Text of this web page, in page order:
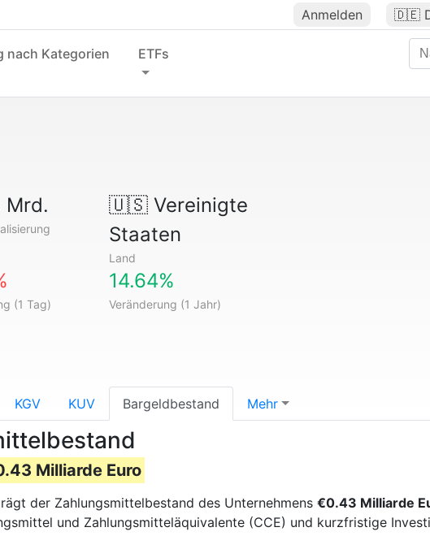
Anmelden 🇩🇪
nach Kategorien ETFs
Mrd. 🇺🇸Vereinigte
Staaten
Land
(1 Tag)
14.64%
Veränderung (1 Jahr)
KGV KUV Bargeldbestand Mehr
Milliarde Euro
der Zahlungsmittelbestand des Unternehmens €0.43 Milliarde
und Zahlungsmitteläquivalente (CCE) und kurzfristige